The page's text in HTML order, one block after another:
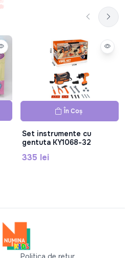
În Coș
Set instrumente cu
gentuta KY1068-32
335 lei